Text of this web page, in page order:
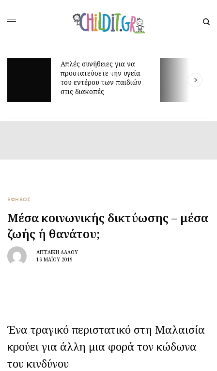
Απλές συνήθειες για να
προστατεύσετε την υγεία
του εντέρου των παιδιών
είναι τόσο
ΕΦΗΒΟΣ
Μέσα κοινωνικής δικτύωσης – μέσα
ζωής ή θανάτου;
ΑΓΓΕΛΙΚΉ ΛΆΛΟΥ
16 ΜΑΪ́ΟΥ 2019
Ένα τραγικό περιστατικό στη Μαλαισία
κρούει για άλλη μια φορά τον κώδωνα
του κινδύνου